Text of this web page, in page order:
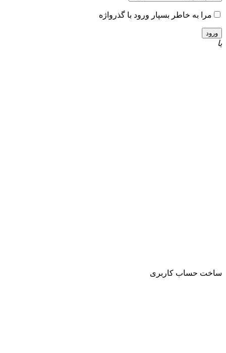
مرا به خاطر بسپار ورود با گذرواژه
یا
ساخت حساب کاربری